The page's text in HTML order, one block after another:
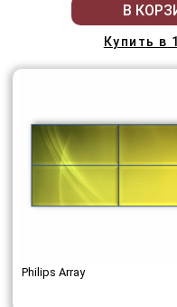
В
Купить в
Philips Array